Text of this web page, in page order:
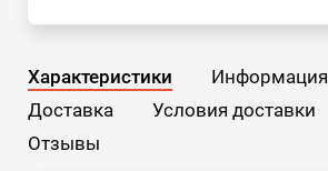
Характеристики
Информация
Доставка
Условия доставки
Отзывы